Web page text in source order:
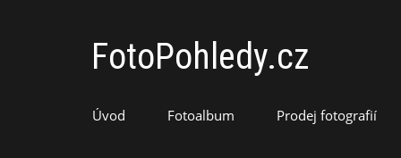
FotoPohledy.cz
Úvod Fotoalbum Prodej fotografií